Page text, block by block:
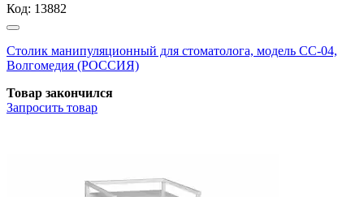
Код: 13882
Столик манипуляционный для стоматолога, модель СС-04,
Волгомедия (РОССИЯ)
Товар закончился
Запросить товар